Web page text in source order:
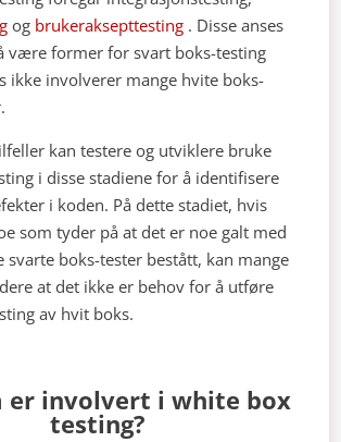
og brukeraksepttesting . Disse anses
være former for svart boks-testing
ikke involverer mange hvite boks-
kan testere og utviklere bruke
i disse stadiene for å identifisere
i koden. På dette stadiet, hvis
som tyder på at det er noe galt med
svarte boks-tester bestått, kan mange
at det ikke er behov for å utføre
av hvit boks.
er involvert i white box
testing?